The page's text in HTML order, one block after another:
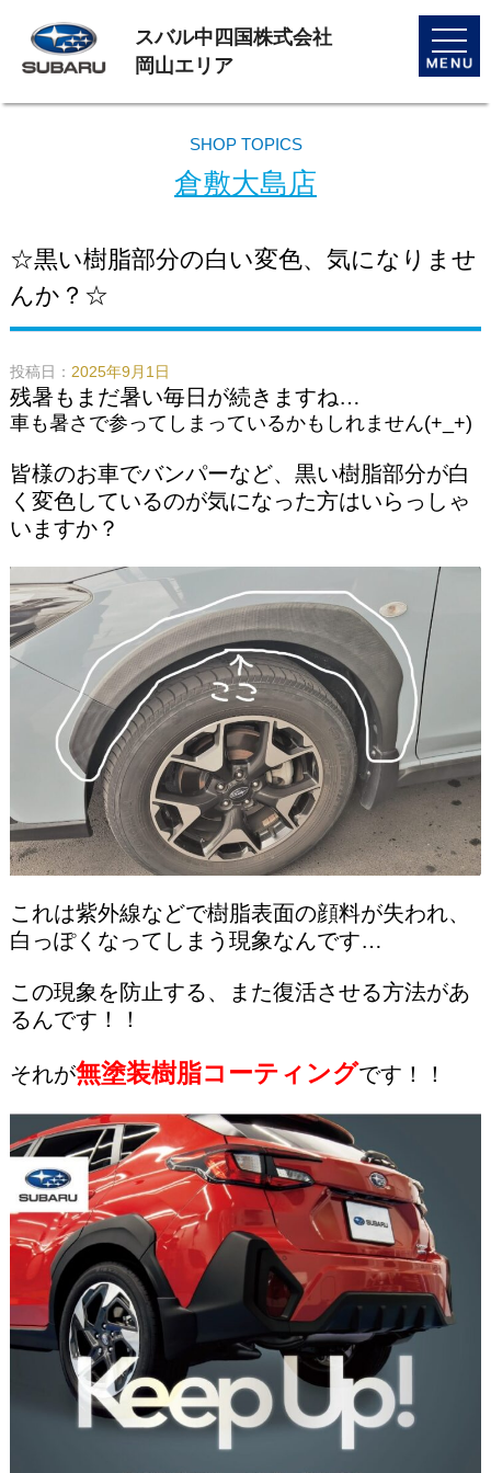
toggle
スバル中四国株式会社
岡山エリア
SHOP TOPICS
倉敷大島店
☆黒い樹脂部分の白い変色、気になりませ
んか？☆
投稿日： 2025年9月1日
残暑もまだ暑い毎日が続きますね…
車も暑さで参ってしまっているかもしれません(+_+)
皆様のお車でバンパーなど、黒い樹脂部分が白
く変色しているのが気になった方はいらっしゃ
いますか？
これは紫外線などで樹脂表面の顔料が失われ、
白っぽくなってしまう現象なんです…
この現象を防止する、また復活させる方法があ
るんです！！
それが無塗装樹脂コーティングです！！